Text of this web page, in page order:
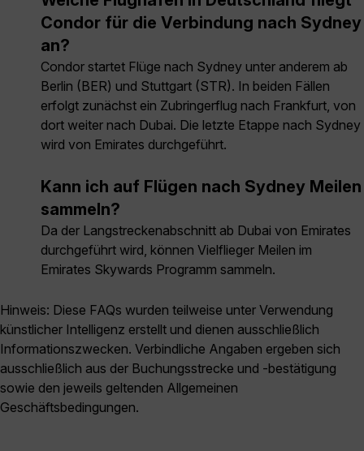
Condor für die Verbindung nach Sydney
an?
Condor startet Flüge nach Sydney unter anderem ab
Berlin (BER) und Stuttgart (STR). In beiden Fällen
erfolgt zunächst ein Zubringerflug nach Frankfurt, von
dort weiter nach Dubai. Die letzte Etappe nach Sydney
wird von Emirates durchgeführt.
Kann ich auf Flügen nach Sydney Meilen
sammeln?
Da der Langstreckenabschnitt ab Dubai von Emirates
durchgeführt wird, können Vielflieger Meilen im
Emirates Skywards Programm sammeln.
Hinweis: Diese FAQs wurden teilweise unter Verwendung
künstlicher Intelligenz erstellt und dienen ausschließlich
Informationszwecken. Verbindliche Angaben ergeben sich
ausschließlich aus der Buchungsstrecke und -bestätigung
sowie den jeweils geltenden Allgemeinen
Geschäftsbedingungen.